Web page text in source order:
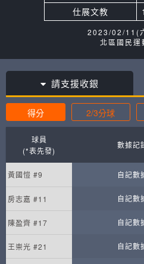
仕展文教
2023/02/11(
北區國民運
請支援收銀
得分 2/3分球
球員
(*表先發)
數據記
黃國愷 #9 自記數
房志嘉 #11 自記數
陳盈齊 #17 自記數
王崇光 #21 自記數